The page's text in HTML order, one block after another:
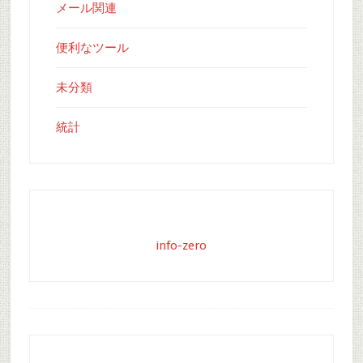
メール関連
便利なツール
未分類
統計
info-zero